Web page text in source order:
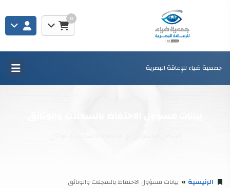
0
جمعية ضياء للإعاقة البصرية
الرئيسية بيانات مسؤول الاحتفاظ بالسجلات والوثائق